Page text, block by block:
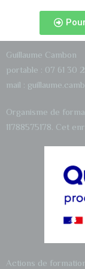
Guillaume Cambon
portable : 07 61 30
mail :
Organisme de
11788575178. Cet
Actions de